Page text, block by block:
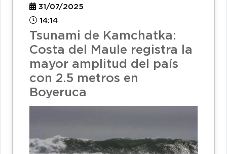
31/07/2025
14:14
Tsunami de Kamchatka:
Costa del Maule registra la
mayor amplitud del país
con 2.5 metros en
Boyeruca